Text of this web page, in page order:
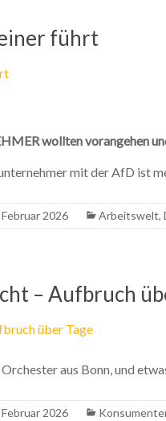
führt
wollten vorangehen
mit der AfD ist
Februar 2026 Arbeitswelt,
– Aufbruch
aus Bonn, und
Februar 2026